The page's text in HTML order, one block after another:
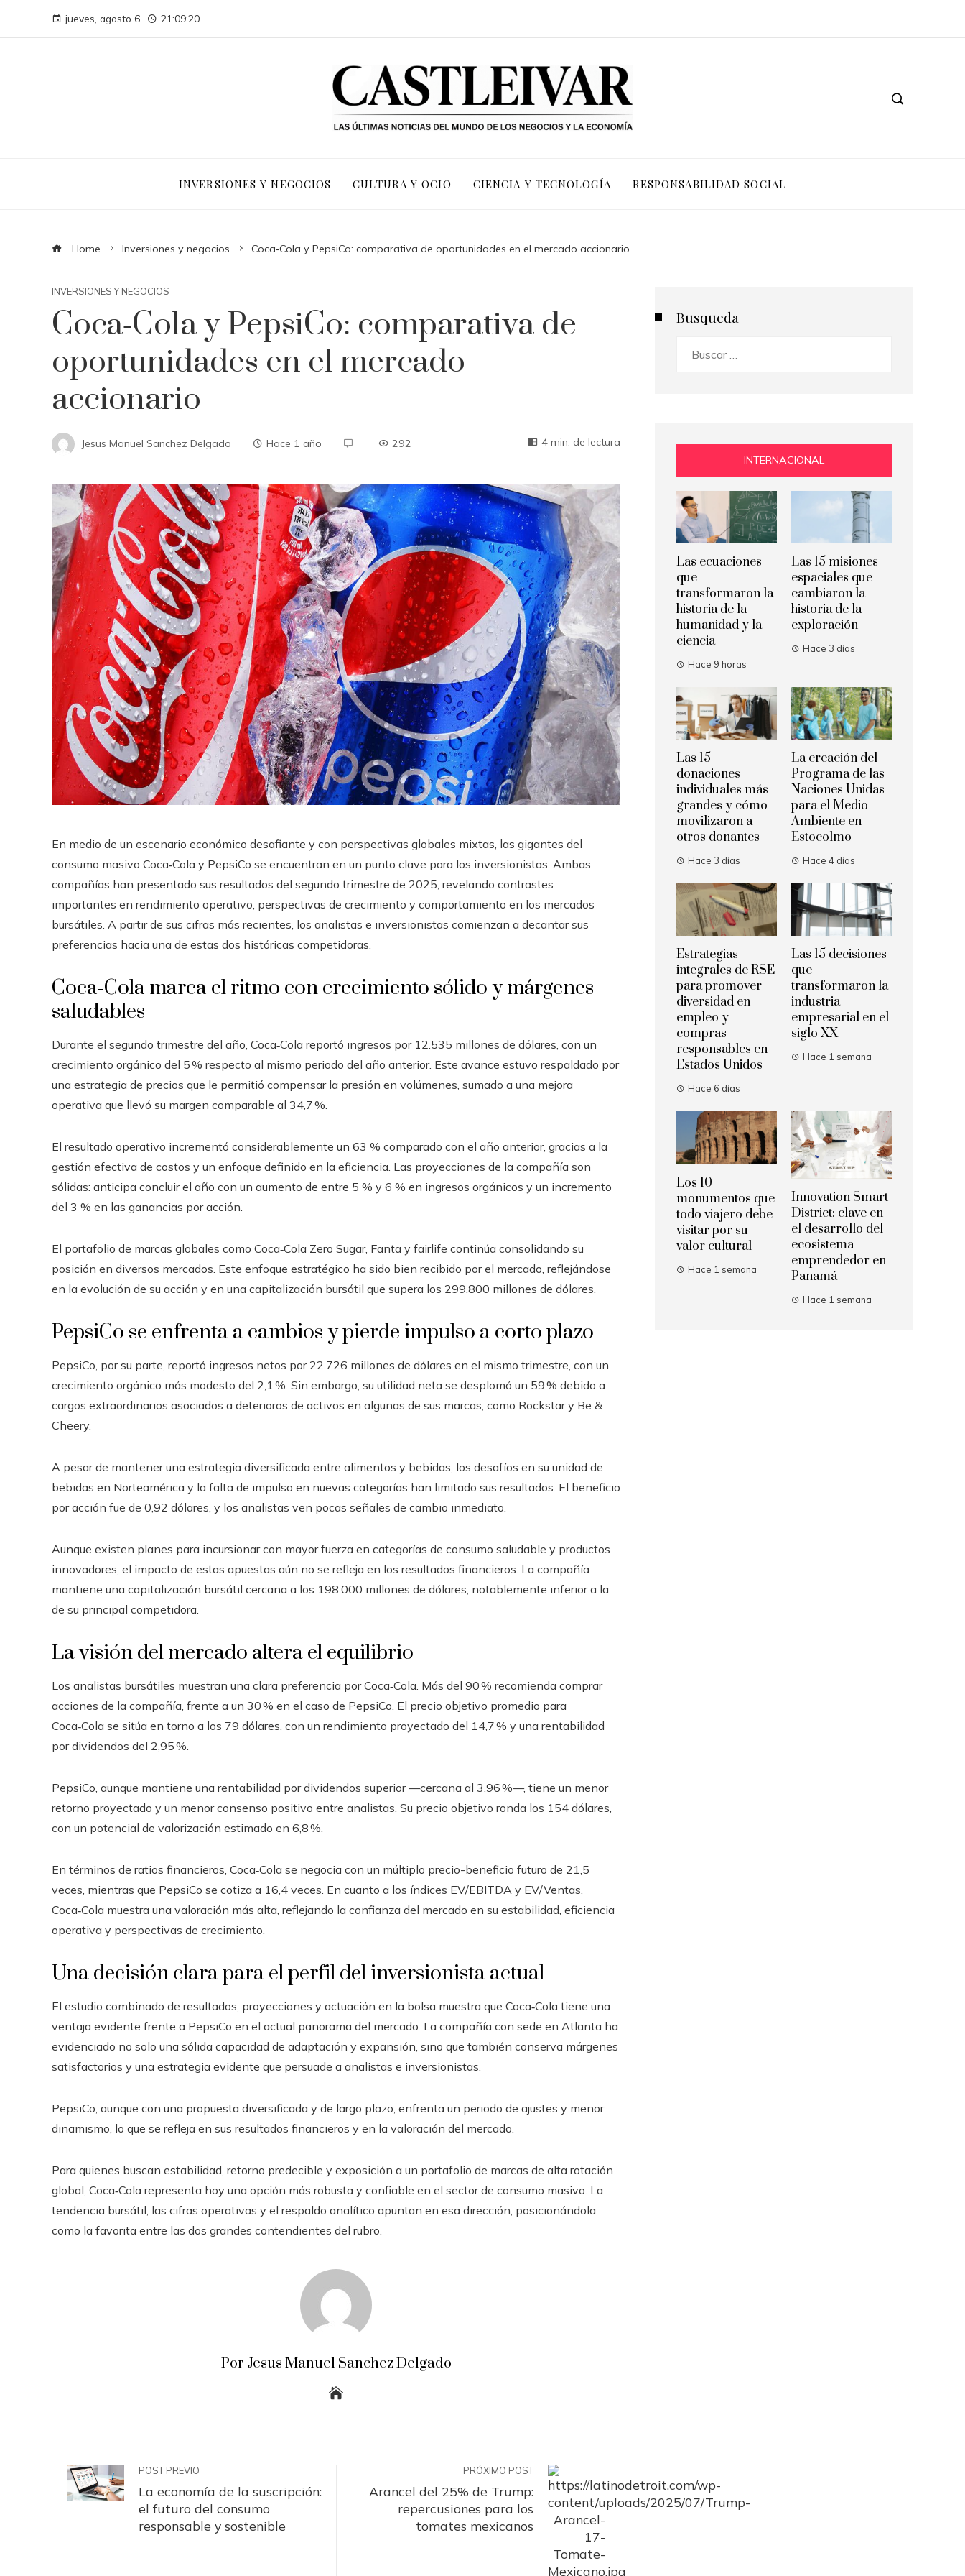
jueves, agosto 6 21:09:21
INVERSIONES Y NEGOCIOS CULTURA Y OCIO CIENCIA Y TECNOLOGÍA RESPONSABILIDAD SOCIAL
Home Inversiones y negocios Coca‑Cola y PepsiCo: comparativa de oportunidades en el mercado accionario
INVERSIONES Y NEGOCIOS
Coca‑Cola y PepsiCo: comparativa de
oportunidades en el mercado
accionario
Jesus Manuel Sanchez Delgado Hace 1 año 292 4 min. de lectura
En medio de un escenario económico desafiante y con perspectivas globales mixtas, las gigantes del
consumo masivo Coca‑Cola y PepsiCo se encuentran en un punto clave para los inversionistas. Ambas
compañías han presentado sus resultados del segundo trimestre de 2025, revelando contrastes
importantes en rendimiento operativo, perspectivas de crecimiento y comportamiento en los mercados
bursátiles. A partir de sus cifras más recientes, los analistas e inversionistas comienzan a decantar sus
preferencias hacia una de estas dos históricas competidoras.
Coca‑Cola marca el ritmo con crecimiento sólido y márgenes
saludables
Durante el segundo trimestre del año, Coca‑Cola reportó ingresos por 12.535 millones de dólares, con un
crecimiento orgánico del 5 % respecto al mismo periodo del año anterior. Este avance estuvo respaldado por
una estrategia de precios que le permitió compensar la presión en volúmenes, sumado a una mejora
operativa que llevó su margen comparable al 34,7 %.
El resultado operativo incrementó considerablemente un 63 % comparado con el año anterior, gracias a la
gestión efectiva de costos y un enfoque definido en la eficiencia. Las proyecciones de la compañía son
sólidas: anticipa concluir el año con un aumento de entre 5 % y 6 % en ingresos orgánicos y un incremento
del 3 % en las ganancias por acción.
El portafolio de marcas globales como Coca‑Cola Zero Sugar, Fanta y fairlife continúa consolidando su
posición en diversos mercados. Este enfoque estratégico ha sido bien recibido por el mercado, reflejándose
en la evolución de su acción y en una capitalización bursátil que supera los 299.800 millones de dólares.
PepsiCo se enfrenta a cambios y pierde impulso a corto plazo
PepsiCo, por su parte, reportó ingresos netos por 22.726 millones de dólares en el mismo trimestre, con un
crecimiento orgánico más modesto del 2,1 %. Sin embargo, su utilidad neta se desplomó un 59 % debido a
cargos extraordinarios asociados a deterioros de activos en algunas de sus marcas, como Rockstar y Be &
Cheery.
A pesar de mantener una estrategia diversificada entre alimentos y bebidas, los desafíos en su unidad de
bebidas en Norteamérica y la falta de impulso en nuevas categorías han limitado sus resultados. El beneficio
por acción fue de 0,92 dólares, y los analistas ven pocas señales de cambio inmediato.
Aunque existen planes para incursionar con mayor fuerza en categorías de consumo saludable y productos
innovadores, el impacto de estas apuestas aún no se refleja en los resultados financieros. La compañía
mantiene una capitalización bursátil cercana a los 198.000 millones de dólares, notablemente inferior a la
de su principal competidora.
La visión del mercado altera el equilibrio
Los analistas bursátiles muestran una clara preferencia por Coca‑Cola. Más del 90 % recomienda comprar
acciones de la compañía, frente a un 30 % en el caso de PepsiCo. El precio objetivo promedio para
Coca‑Cola se sitúa en torno a los 79 dólares, con un rendimiento proyectado del 14,7 % y una rentabilidad
por dividendos del 2,95 %.
PepsiCo, aunque mantiene una rentabilidad por dividendos superior —cercana al 3,96 %—, tiene un menor
retorno proyectado y un menor consenso positivo entre analistas. Su precio objetivo ronda los 154 dólares,
con un potencial de valorización estimado en 6,8 %.
En términos de ratios financieros, Coca‑Cola se negocia con un múltiplo precio-beneficio futuro de 21,5
veces, mientras que PepsiCo se cotiza a 16,4 veces. En cuanto a los índices EV/EBITDA y EV/Ventas,
Coca‑Cola muestra una valoración más alta, reflejando la confianza del mercado en su estabilidad, eficiencia
operativa y perspectivas de crecimiento.
Una decisión clara para el perfil del inversionista actual
El estudio combinado de resultados, proyecciones y actuación en la bolsa muestra que Coca‑Cola tiene una
ventaja evidente frente a PepsiCo en el actual panorama del mercado. La compañía con sede en Atlanta ha
evidenciado no solo una sólida capacidad de adaptación y expansión, sino que también conserva márgenes
satisfactorios y una estrategia evidente que persuade a analistas e inversionistas.
PepsiCo, aunque con una propuesta diversificada y de largo plazo, enfrenta un periodo de ajustes y menor
dinamismo, lo que se refleja en sus resultados financieros y en la valoración del mercado.
Para quienes buscan estabilidad, retorno predecible y exposición a un portafolio de marcas de alta rotación
global, Coca‑Cola representa hoy una opción más robusta y confiable en el sector de consumo masivo. La
tendencia bursátil, las cifras operativas y el respaldo analítico apuntan en esa dirección, posicionándola
como la favorita entre las dos grandes contendientes del rubro.
Por Jesus Manuel Sanchez Delgado
POST PREVIO
La economía de la suscripción:
el futuro del consumo
responsable y sostenible
PRÓXIMO POST
Arancel del 25% de Trump:
repercusiones para los
tomates mexicanos
Busqueda
INTERNACIONAL
Las ecuaciones
que
transformaron la
historia de la
humanidad y la
ciencia
Hace 9 horas
Las 15 misiones
espaciales que
cambiaron la
historia de la
exploración
Hace 3 días
Las 15
donaciones
individuales más
grandes y cómo
movilizaron a
otros donantes
Hace 3 días
La creación del
Programa de las
Naciones Unidas
para el Medio
Ambiente en
Estocolmo
Hace 4 días
Estrategias
integrales de RSE
para promover
diversidad en
empleo y
compras
responsables en
Estados Unidos
Hace 6 días
Las 15 decisiones
que
transformaron la
industria
empresarial en el
siglo XX
Hace 1 semana
Los 10
monumentos que
todo viajero debe
visitar por su
valor cultural
Hace 1 semana
Innovation Smart
District: clave en
el desarrollo del
ecosistema
emprendedor en
Panamá
Hace 1 semana